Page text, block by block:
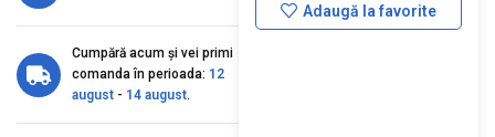
Cumpără acum și vei primi
comanda în perioada: 12
august - 14 august.
Adaugă la favorite